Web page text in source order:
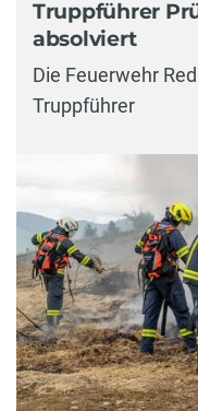
Truppführer
absolviert
Die Feuerwehr
Truppführer